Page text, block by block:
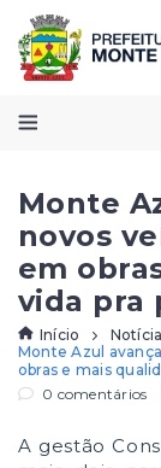
Monte
novos
em
vida pra
Início
Monte Azul
obras e mais
0 comentários
A gestão